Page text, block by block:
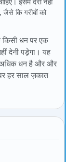
इसमें देरी नहीं
जैसे कि गरीबों को
धन पर एक
देनी पड़ेगा। यह
अधिक धन है और और
हर साल ज़कात